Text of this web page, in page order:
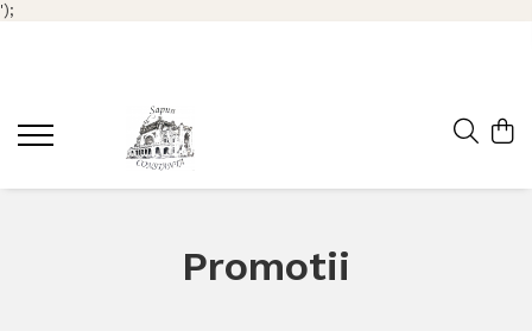
');
Promotii